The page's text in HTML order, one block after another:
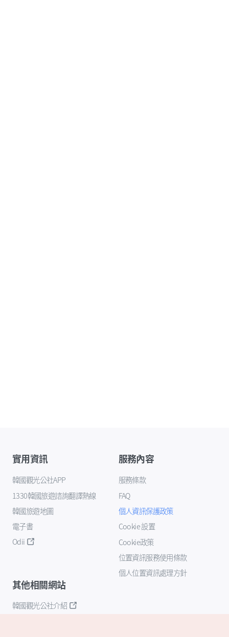
實用資訊
韓國觀光公社APP
1330韓國旅遊諮詢翻譯熱線
韓國旅遊地圖
電子書
Odii
服務內容
服務條款
FAQ
個人資訊保護政策
Cookie 設置
Cookie政策
位置資訊服務使用條款
個人位置資訊處理方針
其他相關網站
韓國觀光公社介紹